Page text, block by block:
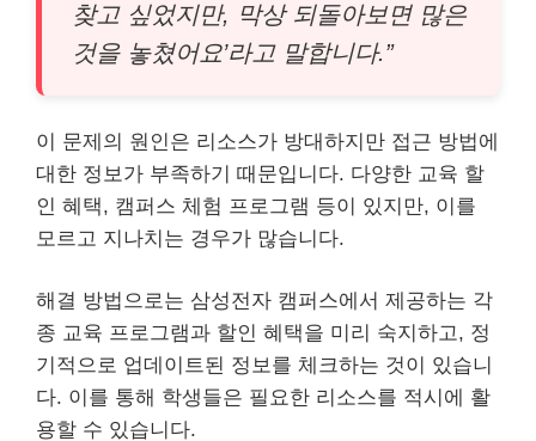
찾고 싶었지만, 막상 되돌아보면 많은
것을 놓쳤어요’라고 말합니다.”
이 문제의 원인은 리소스가 방대하지만 접근 방법에
대한 정보가 부족하기 때문입니다. 다양한 교육 할
인 혜택, 캠퍼스 체험 프로그램 등이 있지만, 이를
모르고 지나치는 경우가 많습니다.
해결 방법으로는 삼성전자 캠퍼스에서 제공하는 각
종 교육 프로그램과 할인 혜택을 미리 숙지하고, 정
기적으로 업데이트된 정보를 체크하는 것이 있습니
다. 이를 통해 학생들은 필요한 리소스를 적시에 활
용할 수 있습니다.